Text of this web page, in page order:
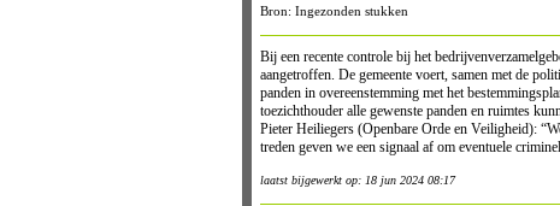
Bron: Ingezonden stukken
Bij een recente controle bij het
aangetroffen. De gemeente voert, samen met de
panden in overeenstemming met het
toezichthouder alle gewenste panden en ruimtes
Pieter Heiliegers (Openbare Orde en Veiligheid):
treden geven we een signaal af om eventuele
laatst bijgewerkt op: 18 jun 2024 08:17